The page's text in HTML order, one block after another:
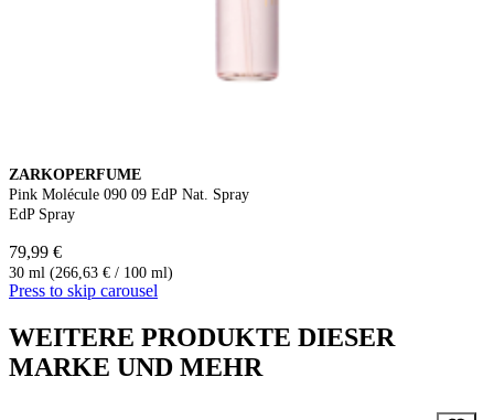
ZARKOPERFUME
Pink Molécule 090 09 EdP Nat. Spray
EdP Spray
79,99 €
30 ml (266,63 € / 100 ml)
Press to skip carousel
WEITERE PRODUKTE DIESER
MARKE UND MEHR